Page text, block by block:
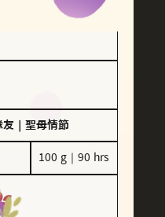
友 聖母情節
100 g｜90 hrs